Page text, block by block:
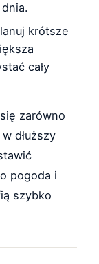
krótsze
cały
zarówno
dłuższy
pogoda i
szybko